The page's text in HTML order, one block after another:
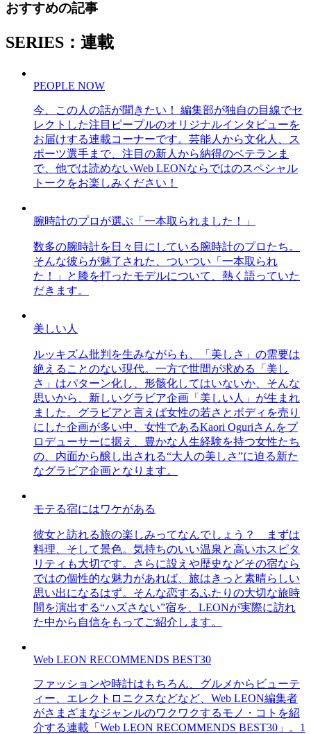
おすすめの記事
SERIES：連載
PEOPLE NOW
今、この人の話が聞きたい！ 編集部が独自の目線でセ
レクトした注目ピープルのオリジナルインタビューを
お届けする連載コーナーです。芸能人から文化人、ス
ポーツ選手まで、注目の新人から納得のベテランま
で、他では読めないWeb LEONならではのスペシャル
トークをお楽しみください！
腕時計のプロが選ぶ「一本取られました！」
数多の腕時計を日々目にしている腕時計のプロたち。
そんな彼らが魅了された、ついつい「一本取られ
た！」と膝を打ったモデルについて、熱く語っていた
だきます。
美しい人
ルッキズム批判を生みながらも、「美しさ」の需要は
絶えることのない現代。一方で世間が求める「美し
さ」はパターン化し、形骸化してはいないか、そんな
思いから、新しいグラビア企画「美しい人」が生まれ
ました。グラビアと言えば女性の若さとボディを売り
にした企画が多い中、女性であるKaori Oguriさんをプ
ロデューサーに据え、豊かな人生経験を持つ女性たち
の、内面から醸し出される“大人の美しさ”に迫る新た
なグラビア企画となります。
モテる宿にはワケがある
彼女と訪れる旅の楽しみってなんでしょう？ まずは
料理、そして景色。気持ちのいい温泉と高いホスピタ
リティも大切です。さらに設えや歴史などその宿なら
ではの個性的な魅力があれば、旅はきっと素晴らしい
思い出になるはず。そんな恋するふたりの大切な旅時
間を演出する“ハズさない”宿を、LEONが実際に訪れ
た中から自信をもってご紹介します。
Web LEON RECOMMENDS BEST30
ファッションや時計はもちろん、グルメからビューテ
ィー、エレクトロニクスなどなど、Web LEON編集者
がさまざまなジャンルのワクワクするモノ・コトを紹
介する連載「Web LEON RECOMMENDS BEST30」。1